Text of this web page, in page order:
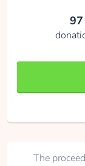
97
The